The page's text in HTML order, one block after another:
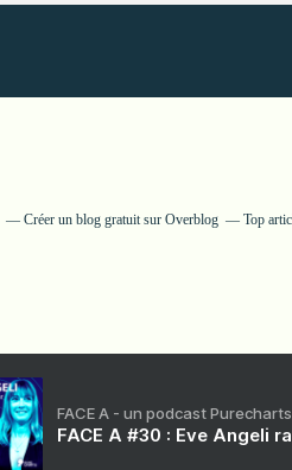
Créer un blog gratuit sur Overblog Top
FACE A - un podcast Purecharts
FACE A #30 : Eve Angeli